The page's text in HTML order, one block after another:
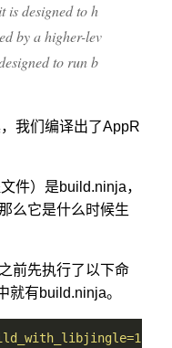
is designed to h
by a higher-lev
to run b
我们编译出了AppR
件）是build.ninja，
么它是什么时候生
前先执行了以下命
就有build.ninja。